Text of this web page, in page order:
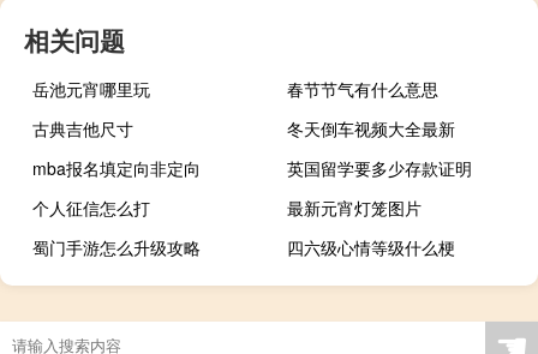
相关问题
岳池元宵哪里玩
春节节气有什么意思
古典吉他尺寸
冬天倒车视频大全最新
mba报名填定向非定向
英国留学要多少存款证明
个人征信怎么打
最新元宵灯笼图片
蜀门手游怎么升级攻略
四六级心情等级什么梗